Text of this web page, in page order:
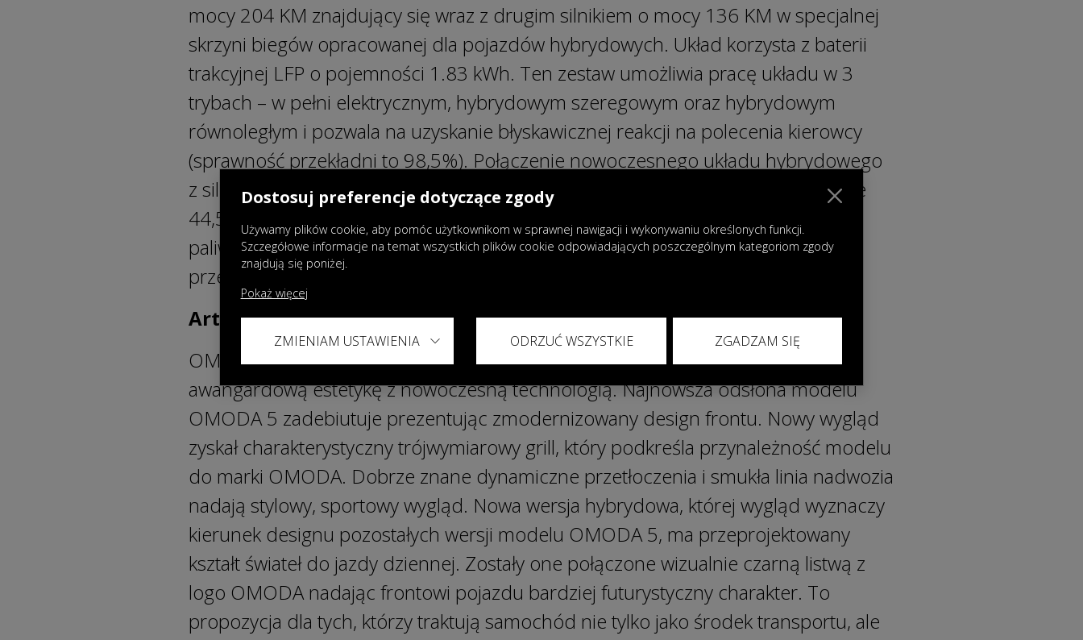
mocy 204 KM znajdujący się wraz z drugim silnikiem o mocy 136 KM w specjalnej
skrzyni biegów opracowanej dla pojazdów hybrydowych. Układ korzysta z baterii
trakcyjnej LFP o pojemności 1.83 kWh. Ten zestaw umożliwia pracę układu w 3
trybach – w pełni elektrycznym, hybrydowym szeregowym oraz hybrydowym
równoległym i pozwala na uzyskanie błyskawicznej reakcji na polecenia kierowcy
(sprawność przekładni to 98,5%). Połączenie nowoczesnego układu hybrydowego
z silnikiem 1.5 TGDI osiągającym imponującą sprawność termiczną na poziomie
44,5%, zapewnia zarówno świetną dynamikę, jak i oszczędność. Średnie zużycie
paliwa wynosi jedynie 5,3 l, co oznacza że na jednym baku kierowcy mogą
przejechać trasę o łącznej długości nawet 1000 km.
Art in Motion – stylistyka przyszłości
OMODA 5 Hybrid została zaprojektowana w duchu filozofii Art in Motion, łącząc
awangardową estetykę z nowoczesną technologią. Najnowsza odsłona modelu
OMODA 5 zadebiutuje prezentując zmodernizowany design frontu. Nowy wygląd
zyskał charakterystyczny trójwymiarowy grill, który podkreśla przynależność modelu
do marki OMODA. Dobrze znane dynamiczne przetłoczenia i smukła linia nadwozia
nadają stylowy, sportowy wygląd. Nowa wersja hybrydowa, której wygląd wyznaczy
kierunek designu pozostałych wersji modelu OMODA 5, ma przeprojektowany
kształt świateł do jazdy dziennej. Zostały one połączone wizualnie czarną listwą z
logo OMODA nadając frontowi pojazdu bardziej futurystyczny charakter. To
propozycja dla tych, którzy traktują samochód nie tylko jako środek transportu, ale
Dostosuj preferencje dotyczące zgody
Używamy plików cookie, aby pomóc użytkownikom w sprawnej nawigacji i wykonywaniu określonych funkcji.
Szczegółowe informacje na temat wszystkich plików cookie odpowiadających poszczególnym kategoriom zgody
znajdują się poniżej.
Pokaż więcej
ZMIENIAM USTAWIENIA ODRZUĆ WSZYSTKIE ZGADZAM SIĘ